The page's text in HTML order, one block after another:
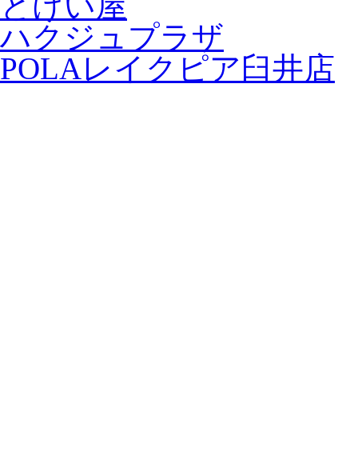
ハクジュプラザ
POLAレイクピア臼井店